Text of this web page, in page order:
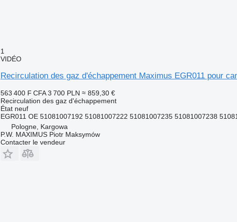
1
VIDÉO
Recirculation des gaz d'échappement Maximus EGR011 pour
563 400 F CFA 3 700 PLN ≈ 859,30 €
Recirculation des gaz d'échappement
Étatneuf
EGR011 OE 51081007192 51081007222 51081007235 51081007238
Pologne, Kargowa
P.W. MAXIMUS Piotr Maksymów
Contacter le vendeur